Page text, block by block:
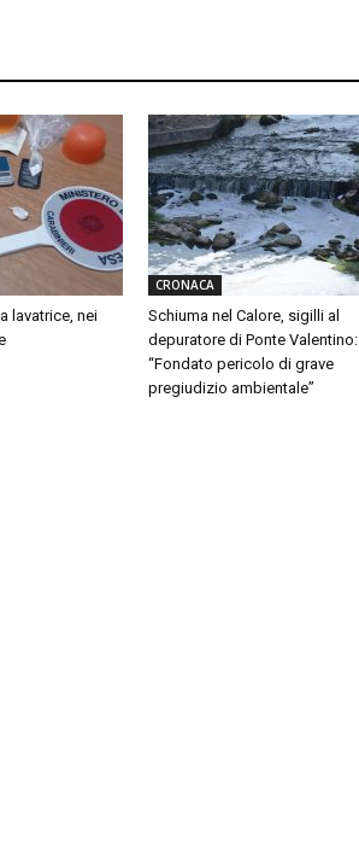
lavatrice, nei
CRONACA
Schiuma nel Calore, sigilli al
depuratore di Ponte Valentino:
“Fondato pericolo di grave
pregiudizio ambientale”